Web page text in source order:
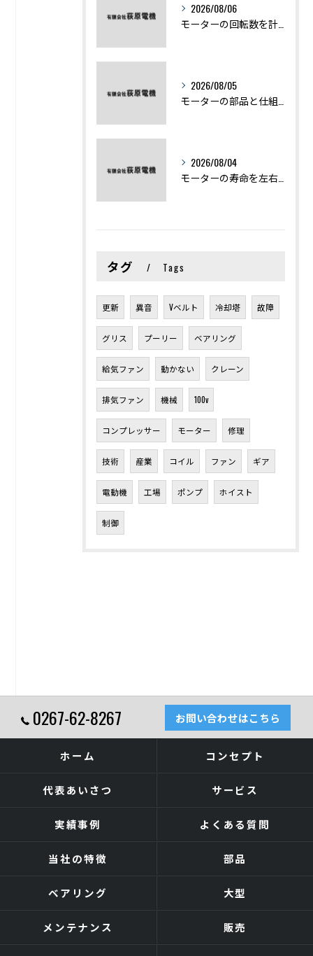
2026/08/06
2026/08/05
2026/08/04
タグ Tags
更新 異音 Vベルト 冷却塔 故障
グリス プーリー ベアリング
給気ファン 動かない クレーン
排気ファン 機械 100v
コンプレッサー モーター 修理
技術 産業 コイル ファン ギア
電動機 工場 ポンプ ホイスト
制御
0267-62-8267 お問い合わせはこちら
ホーム コンセプト
代表あいさつ サービス
実績事例 よくある質問
当社の特徴 部品
ベアリング 大型
メンテナンス 販売